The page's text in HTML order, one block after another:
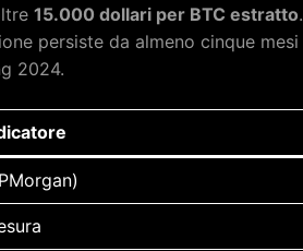
15.000 dollari per BTC estratto
persiste da almeno cinque
2024.